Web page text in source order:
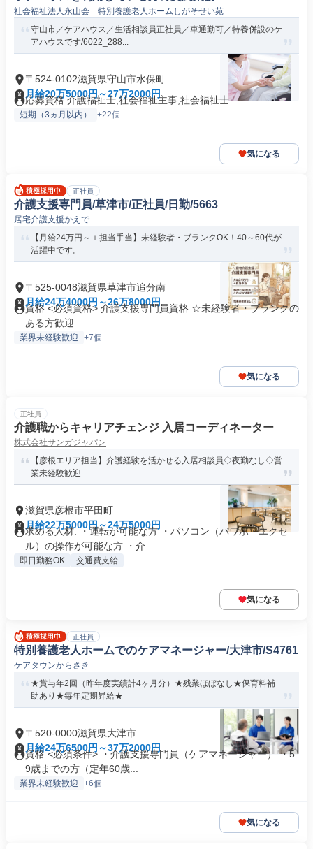
社会福祉法人永山会 特別養護老人ホームしがそせい苑
守山市／ケアハウス／生活相談員正社員／車通勤可／特養併設のケ
アハウスです/6022_288...
〒524-0102滋賀県守山市水保町
月給20万5000円～27万2000円
応募資格 介護福祉士,社会福祉主事,社会福祉士
短期（3ヵ月以内） +22個
気になる
正社員
介護支援専門員/草津市/正社員/日勤/5663
居宅介護支援かえで
【月給24万円～＋担当手当】未経験者・ブランクOK！40～60代が
活躍中です。
〒525-0048滋賀県草津市追分南
月給24万4000円～26万8000円
資格 <必須資格> 介護支援専門員資格 ☆未経験者・ブランクの
ある方歓迎
業界未経験歓迎 +7個
気になる
正社員
介護職からキャリアチェンジ 入居コーディネーター
株式会社サンガジャパン
【彦根エリア担当】介護経験を活かせる入居相談員◇夜勤なし◇営
業未経験歓迎
滋賀県彦根市平田町
月給22万5000円～24万5000円
求める人材: ・運転が可能な方 ・パソコン（パワポ・エクセ
ル）の操作が可能な方 ・介...
即日勤務OK 交通費支給
気になる
正社員
特別養護老人ホームでのケアマネージャー/大津市/S4761
ケアタウンからさき
★賞与年2回（昨年度実績計4ヶ月分）★残業ほぼなし★保育料補
助あり★毎年定期昇給★
〒520-0000滋賀県大津市
月給24万6500円～37万2000円
資格 <必須条件> ・介護支援専門員（ケアマネージャー） ・5
9歳までの方（定年60歳...
業界未経験歓迎 +6個
気になる